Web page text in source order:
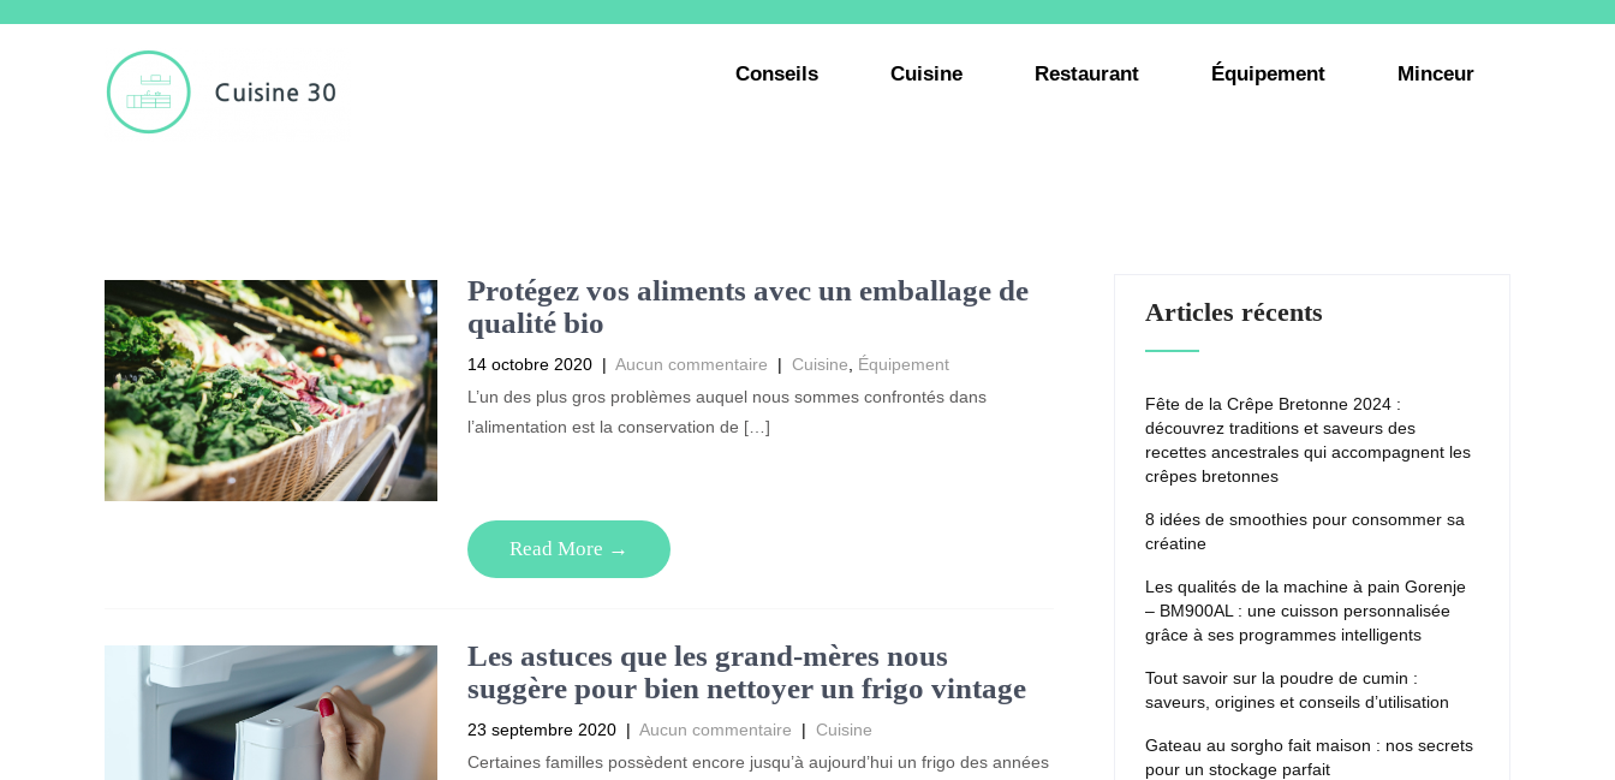
Conseils Cuisine Restaurant Équipement Minceur
Protégez vos aliments avec un emballage de
qualité bio
14 octobre 2020 | Aucun commentaire | Cuisine
Équipement
L’un des plus gros problèmes auquel nous sommes confrontés dans
l’alimentation est la conservation de […]
Read More →
Les astuces que les grand-mères nous
suggère pour bien nettoyer un frigo vintage
23 septembre 2020 | Aucun commentaire | Cuisine
Certaines familles possèdent encore jusqu’à aujourd’hui un frigo des années
Articles récents
Fête de la Crêpe Bretonne 2024 :
découvrez traditions et saveurs des
recettes ancestrales qui accompagnent les
crêpes bretonnes
8 idées de smoothies pour consommer sa
créatine
Les qualités de la machine à pain Gorenje
– BM900AL : une cuisson personnalisée
grâce à ses programmes intelligents
Tout savoir sur la poudre de cumin :
saveurs, origines et conseils d’utilisation
Gateau au sorgho fait maison : nos secrets
pour un stockage parfait